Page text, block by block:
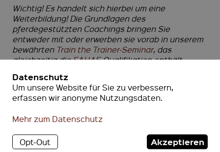
Wichtig! Es handelt sich hierbei um eine
Weiterbildung! Die Grundlagen des
pferdegestützten Coachings bringen Sie
entweder mit oder erwerben sie vorab in unserem
bewährten Train the Trainer-Seminar, das
gleichzeitig dieEAHAE-Qualifikation enthält.
Datenschutz
Um unsere Website für Sie zu verbessern,
erfassen wir anonyme Nutzungsdaten.
Mehr zum Datenschutz
Opt-Out Akzeptieren